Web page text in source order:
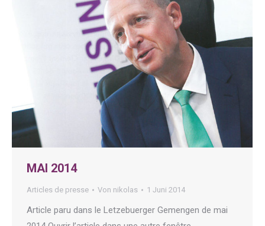
MAI 2014
Articles de presse Von nikolas 1 Juni 2014
Article paru dans le Letzebuerger Gemengen de mai